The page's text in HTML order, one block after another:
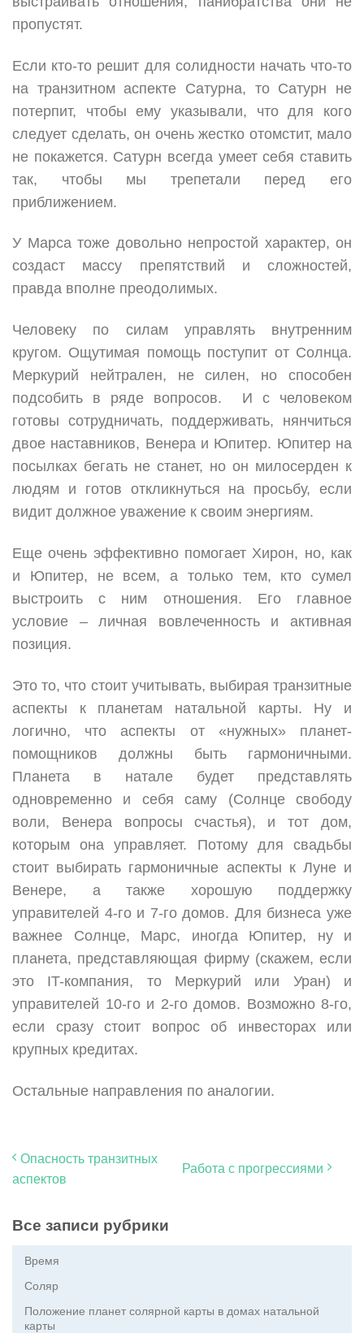
пропустят.
Если кто-то решит для солидности начать что-то
на транзитном аспекте Сатурна, то Сатурн не
потерпит, чтобы ему указывали, что для кого
следует сделать, он очень жестко отомстит, мало
не покажется. Сатурн всегда умеет себя ставить
так, чтобы мы трепетали перед его
приближением.
У Марса тоже довольно непростой характер, он
создаст массу препятствий и сложностей,
правда вполне преодолимых.
Человеку по силам управлять внутренним
кругом. Ощутимая помощь поступит от Солнца.
Меркурий нейтрален, не силен, но способен
подсобить в ряде вопросов. И с человеком
готовы сотрудничать, поддерживать, нянчиться
двое наставников, Венера и Юпитер. Юпитер на
посылках бегать не станет, но он милосерден к
людям и готов откликнуться на просьбу, если
видит должное уважение к своим энергиям.
Еще очень эффективно помогает Хирон, но, как
и Юпитер, не всем, а только тем, кто сумел
выстроить с ним отношения. Его главное
условие – личная вовлеченность и активная
позиция.
Это то, что стоит учитывать, выбирая транзитные
аспекты к планетам натальной карты. Ну и
логично, что аспекты от «нужных» планет-
помощников должны быть гармоничными.
Планета в натале будет представлять
одновременно и себя саму (Солнце свободу
воли, Венера вопросы счастья), и тот дом,
которым она управляет. Потому для свадьбы
стоит выбирать гармоничные аспекты к Луне и
Венере, а также хорошую поддержку
управителей 4-го и 7-го домов. Для бизнеса уже
важнее Солнце, Марс, иногда Юпитер, ну и
планета, представляющая фирму (скажем, если
это IT-компания, то Меркурий или Уран) и
управителей 10-го и 2-го домов. Возможно 8-го,
если сразу стоит вопрос об инвесторах или
крупных кредитах.
Остальные направления по аналогии.
Опасность транзитных
аспектов
Работа с прогрессиями
Все записи рубрики
Время
Соляр
Положение планет солярной карты в домах натальной
карты